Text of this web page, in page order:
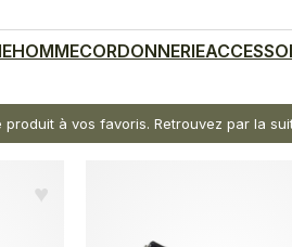
HOMMECORDONNERIE
à vos favoris. Retrouvez par la
♥︎